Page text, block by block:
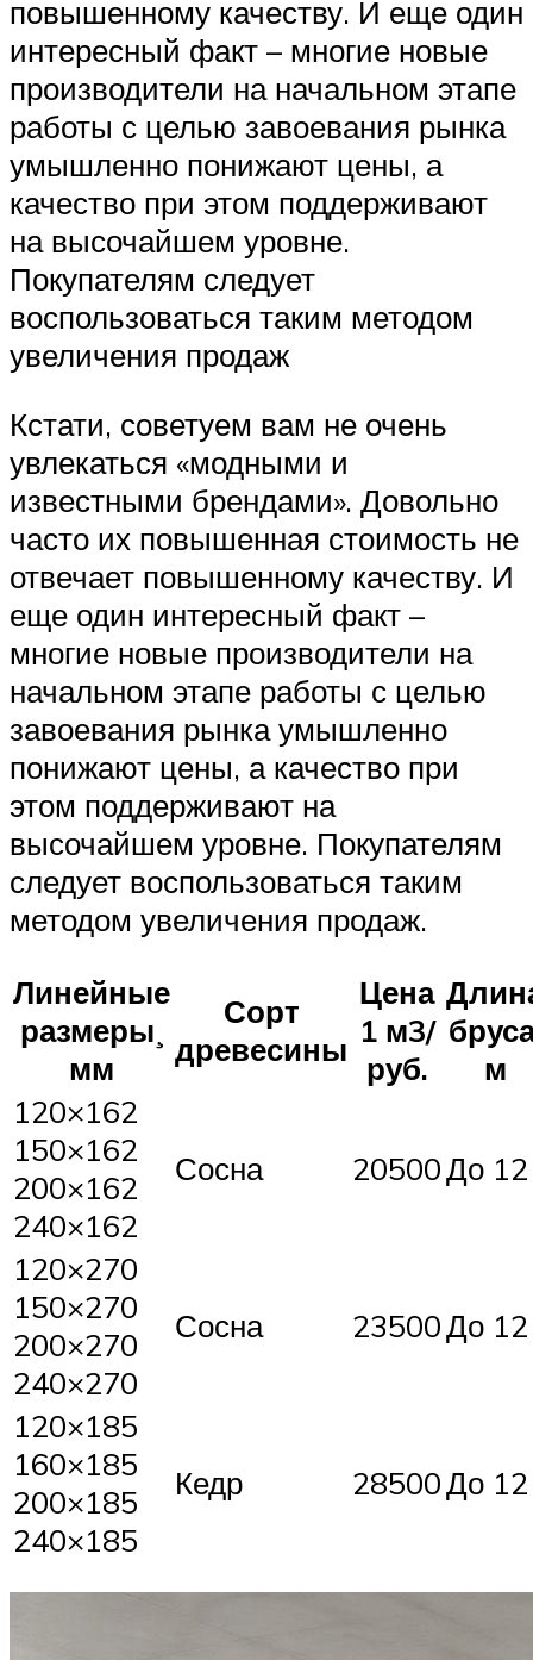
повышенному качеству. И еще один
интересный факт – многие новые
производители на начальном этапе
работы с целью завоевания рынка
умышленно понижают цены, а
качество при этом поддерживают
на высочайшем уровне.
Покупателям следует
воспользоваться таким методом
увеличения продаж
Кстати, советуем вам не очень
увлекаться «модными и
известными брендами». Довольно
часто их повышенная стоимость не
отвечает повышенному качеству. И
еще один интересный факт –
многие новые производители на
начальном этапе работы с целью
завоевания рынка умышленно
понижают цены, а качество при
этом поддерживают на
высочайшем уровне. Покупателям
следует воспользоваться таким
методом увеличения продаж.
Линейные
размеры¸
мм
Сорт
древесины
Цена
1 м3/
руб.
м
120×162
150×162
200×162
240×162
Сосна 20500До 12
120×270
150×270
200×270
240×270
Сосна 23500До 12
120×185
160×185
200×185
240×185
Кедр 28500До 12